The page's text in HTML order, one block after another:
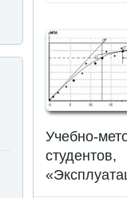
Учебно-